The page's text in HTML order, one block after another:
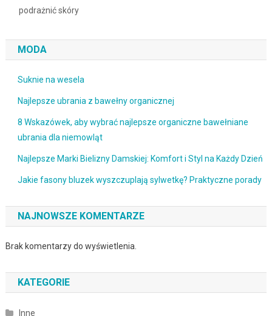
podrażnić skóry
MODA
Suknie na wesela
Najlepsze ubrania z bawełny organicznej
8 Wskazówek, aby wybrać najlepsze organiczne bawełniane
ubrania dla niemowląt
Najlepsze Marki Bielizny Damskiej: Komfort i Styl na Każdy Dzień
Jakie fasony bluzek wyszczuplają sylwetkę? Praktyczne porady
NAJNOWSZE KOMENTARZE
Brak komentarzy do wyświetlenia.
KATEGORIE
Inne